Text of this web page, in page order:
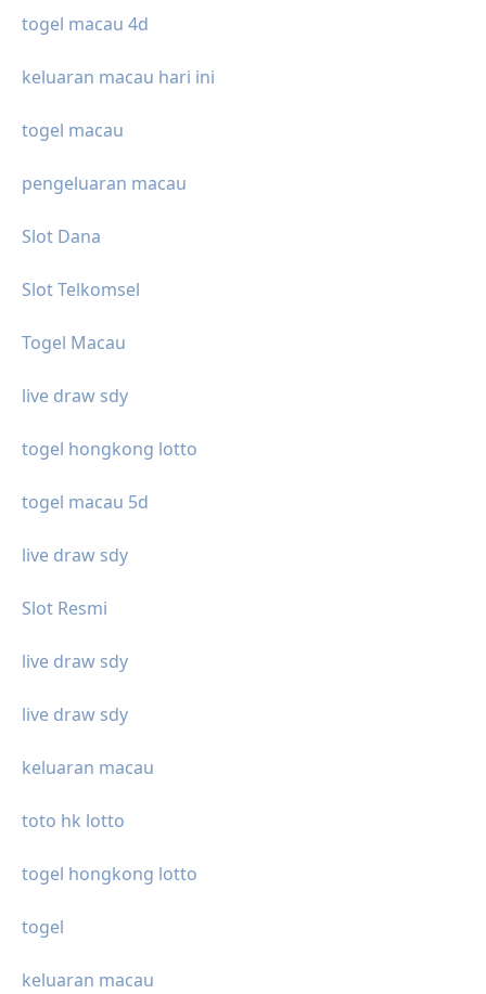
togel macau 4d
keluaran macau hari ini
togel macau
pengeluaran macau
Slot Dana
Slot Telkomsel
Togel Macau
live draw sdy
togel hongkong lotto
togel macau 5d
live draw sdy
Slot Resmi
live draw sdy
live draw sdy
keluaran macau
toto hk lotto
togel hongkong lotto
togel
keluaran macau